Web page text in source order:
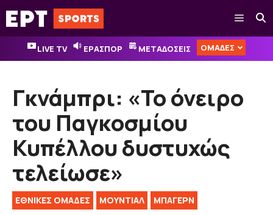
Μετάβαση
σε
περιεχόμενο
Μενού
LIVE TV ΕΡΑΣΠΟΡ ΜΕΤΑΔΟΣΕΙΣ ΟΜΑΔΕΣ
Γκνάμπρι: «Το όνειρο
του Παγκοσμίου
Κυπέλλου δυστυχώς
τελείωσε»
ΕΘΝΙΚΈΣ ΟΜΆΔΕΣ ΜΟΥΝΤΙΑΛ ΜΠΑΓΕΡΝ